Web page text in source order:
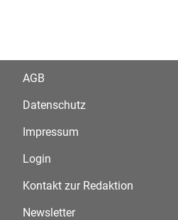
AGB
Datenschutz
Impressum
Login
Kontakt zur Redaktion
Newsletter